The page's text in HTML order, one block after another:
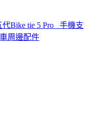
Bike tie 5 Pro _手機支
周邊配件